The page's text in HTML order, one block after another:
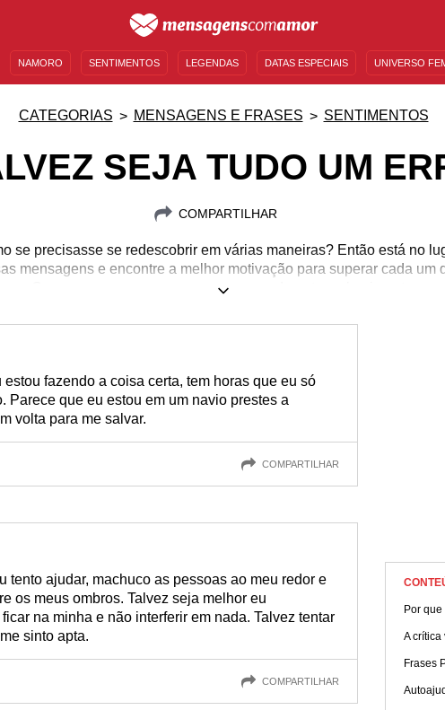
NAMORO SENTIMENTOS LEGENDAS DATAS ESPECIAIS UNIVERSO
CATEGORIAS MENSAGENS E FRASES SENTIMENTOS
SEJA TUDO UM
COMPARTILHAR
se precisasse se redescobrir em várias maneiras? Então está no
mensagens e encontre a melhor motivação para superar cada um
Comece agora mesmo esse processo de autoconhecimento.
fazendo a coisa certa, tem horas que eu só
Parece que eu estou em um navio prestes a
volta para me salvar.
COMPARTILHAR
tento ajudar, machuco as pessoas ao meu redor e
os meus ombros. Talvez seja melhor eu
na minha e não interferir em nada. Talvez tentar
sinto apta.
COMPARTILHAR
Por
A
Frases